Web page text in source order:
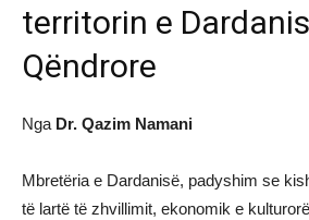
territorin e
Qëndrore
Nga Dr. Qazim Namani
Mbretëria e Dardanisë, padyshim se
të lartë të zhvillimit, ekonomik e